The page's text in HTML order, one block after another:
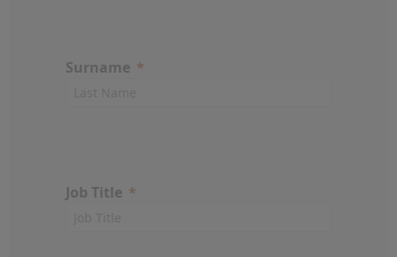
Surname
Job Title